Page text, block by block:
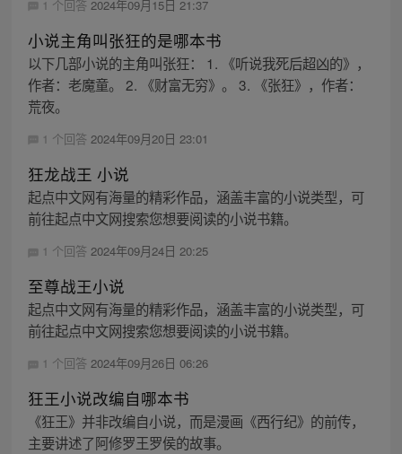
1 个回答 2024年09月15日 21:37
小说主角叫张狂的是哪本书
以下几部小说的主角叫张狂： 1. 《听说我死后超凶的》，
作者：老魔童。 2. 《财富无穷》。 3. 《张狂》，作者：
荒夜。
1 个回答 2024年09月20日 23:01
狂龙战王 小说
起点中文网有海量的精彩作品，涵盖丰富的小说类型，可
前往起点中文网搜索您想要阅读的小说书籍。
1 个回答 2024年09月24日 20:25
至尊战王小说
起点中文网有海量的精彩作品，涵盖丰富的小说类型，可
前往起点中文网搜索您想要阅读的小说书籍。
1 个回答 2024年09月26日 06:26
狂王小说改编自哪本书
《狂王》并非改编自小说，而是漫画《西行纪》的前传，
主要讲述了阿修罗王罗侯的故事。